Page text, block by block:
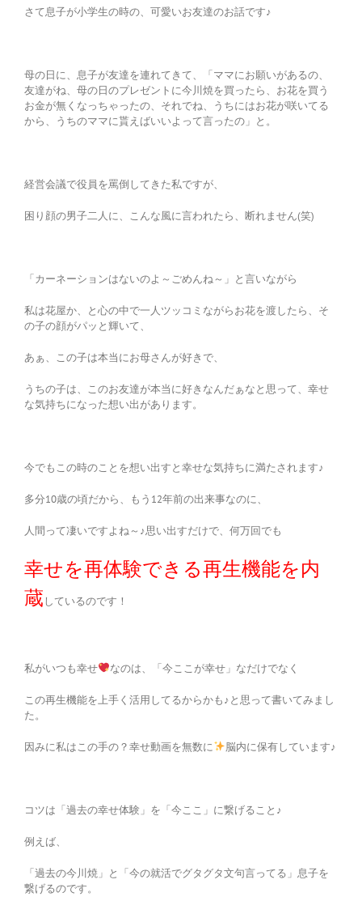
さて息子が小学生の時の、可愛いお友達のお話です♪
母の日に、息子が友達を連れてきて、「ママにお願いがあるの、
友達がね、母の日のプレゼントに今川焼を買ったら、お花を買う
お金が無くなっちゃったの、それでね、うちにはお花が咲いてる
から、うちのママに貰えばいいよって言ったの」と。
経営会議で役員を罵倒してきた私ですが、
困り顔の男子二人に、こんな風に言われたら、断れません(笑)
「カーネーションはないのよ～ごめんね～」と言いながら
私は花屋か、と心の中で一人ツッコミながらお花を渡したら、そ
の子の顔がパッと輝いて、
あぁ、この子は本当にお母さんが好きで、
うちの子は、このお友達が本当に好きなんだぁなと思って、幸せ
な気持ちになった想い出があります。
今でもこの時のことを想い出すと幸せな気持ちに満たされます♪
多分10歳の頃だから、もう12年前の出来事なのに、
人間って凄いですよね～♪思い出すだけで、何万回でも
幸せを再体験できる再生機能を内
蔵 しているのです！
私がいつも幸せ なのは、「今ここが幸せ」なだけでなく
この再生機能を上手く活用してるからかも♪と思って書いてみまし
た。
因みに私はこの手の？幸せ動画を無数に 脳内に保有しています♪
コツは「過去の幸せ体験」を「今ここ」に繋げること♪
例えば、
「過去の今川焼」と「今の就活でグタグタ文句言ってる」息子を
繋げるのです。